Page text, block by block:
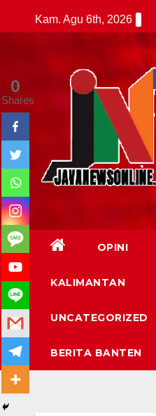
to
Kam. Agu 6th, 2026
OPINI
KALIMANTAN
UNCATEGORIZED
BERITA BANTEN
0
Shares